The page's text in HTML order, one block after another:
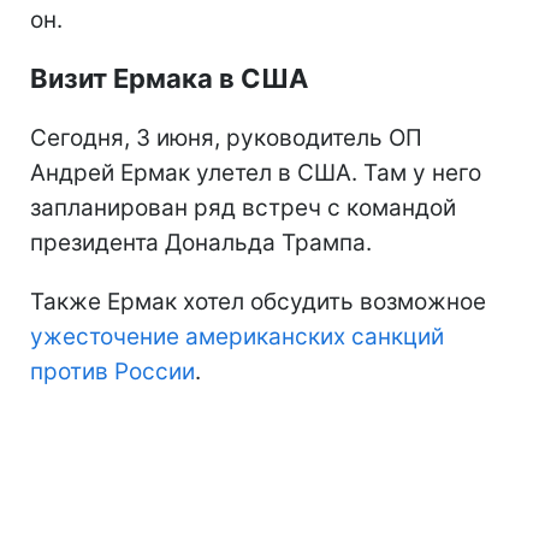
он.
Визит Ермака в США
Сегодня, 3 июня, руководитель ОП
Андрей Ермак улетел в США. Там у него
запланирован ряд встреч с командой
президента Дональда Трампа.
Также Ермак хотел обсудить возможное
ужесточение американских санкций
против России.